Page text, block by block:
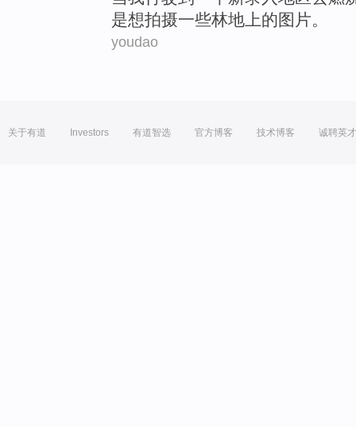
是想拍摄一些林地 上的图片。
youdao
关于有道 Investors 有道智选 官方博客 技术博客 诚聘英才